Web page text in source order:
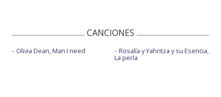
CANCIONES
Olivia Dean, Man I need Rosalía y Yahritza y su Esencia,
La perla